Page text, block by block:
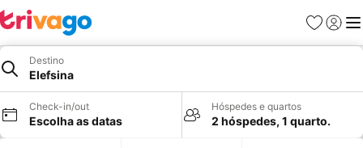
Favoritos
Iniciar
Destino
Elefsina
Check-in/out
Escolha as datas
Hóspedes e quartos
2 hóspedes, 1 quarto.